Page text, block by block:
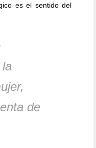
es el sentido del
de